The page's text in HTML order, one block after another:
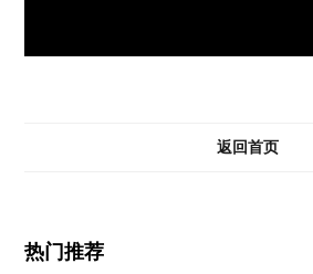
返回首页
热门推荐